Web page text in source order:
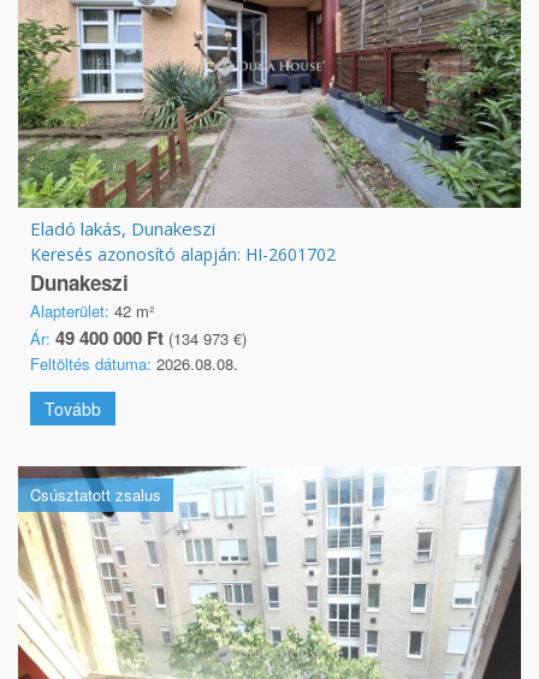
Eladó lakás, Dunakeszi
Keresés azonosító alapján: HI-2601702
Dunakeszi
Alapterület: 42 m²
Ár: 49 400 000 Ft (134 973 €)
Feltöltés dátuma: 2026.08.08.
Tovább
Csúsztatott zsalus